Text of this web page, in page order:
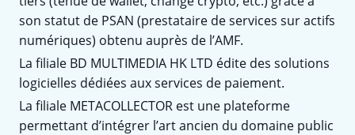
son statut de PSAN (prestataire de services sur actifs
numériques) obtenu auprès de l’AMF.
La filiale BD MULTIMEDIA HK LTD édite des solutions
logicielles dédiées aux services de paiement.
La filiale METACOLLECTOR est une plateforme
permettant d’intégrer l’art ancien du domaine public